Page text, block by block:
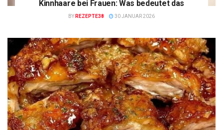
Kinnhaare bei Frauen: Was bedeutet das
BY REZEPTE38 30 JANUAR 2026